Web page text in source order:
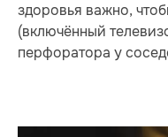
здоровья важно,
(включённый
перфоратора у